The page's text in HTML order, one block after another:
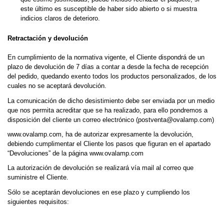
este último es susceptible de haber sido abierto o si muestra
indicios claros de deterioro.
Retractación y devolución
En cumplimiento de la normativa vigente, el Cliente dispondrá de un
plazo de devolución de 7 días a contar a desde la fecha de recepción
del pedido, quedando exento todos los productos personalizados, de los
cuales no se aceptará devolución.
La comunicación de dicho desistimiento debe ser enviada por un medio
que nos permita acreditar que se ha realizado, para ello pondremos a
disposición del cliente un correo electrónico (postventa@ovalamp.com)
www.ovalamp.com, ha de autorizar expresamente la devolución,
debiendo cumplimentar el Cliente los pasos que figuran en el apartado
“Devoluciones” de la página www.ovalamp.com
La autorización de devolución se realizará vía mail al correo que
suministre el Cliente.
Sólo se aceptarán devoluciones en ese plazo y cumpliendo los
siguientes requisitos: